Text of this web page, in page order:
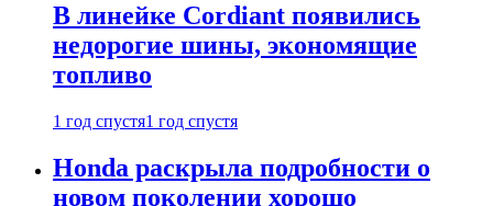
В линейке Cordiant появились
недорогие шины, экономящие
топливо
1 год спустя1 год спустя
Honda раскрыла подробности о
новом поколении хорошо